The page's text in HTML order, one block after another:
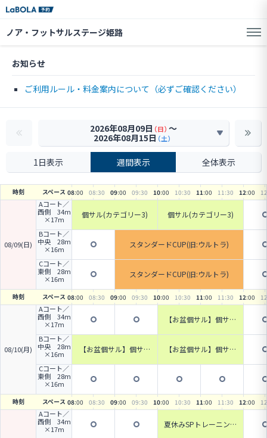
ノア・フットサルステージ姫路
お知らせ
ご利用ルール・料金案内について（必ずご確認ください）
2026年08月09日 （日）〜
2026年08月15日（土）
1日表示 週間表示 全体表示
時刻 スペース 08:00 08:30 09:00 09:30 10:00 10:30 11:00 11 :30 12:00 12
08/09(日)
Aコート／
西側 34m
×17m
個サル(カテゴリー3) 個サル(カテゴリー3)
Bコート／
中央 28m
×16m
スタンダードCUP(旧:ウルトラ)
Cコート／
東側 28m
×16m
スタンダードCUP(旧:ウルトラ)
時刻 スペース 08:00 08:30 09:00 09:30 10:00 10:30 11:00 11 :30 12:00 12
08/10(月)
Aコート／
西側 34m
×17m
【お盆個サル】個サル
Bコート／
中央 28m
×16m
【お盆個サル】個サル
【お盆個サル】個サル
Cコート／
東側 28m
×16m
時刻 スペース 08:00 08:30 09:00 09:30 10:00 10:30 11:00 11 :30 12:00 12
Aコート／
西側 34m
×17m
夏休みSPトレーニング